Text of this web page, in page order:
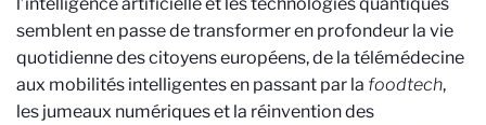
semblent en passe de transformer en profondeur la vie
quotidienne des citoyens européens, de la télémédecine
aux mobilités intelligentes en passant par la foodtech,
les jumeaux numériques et la réinvention des